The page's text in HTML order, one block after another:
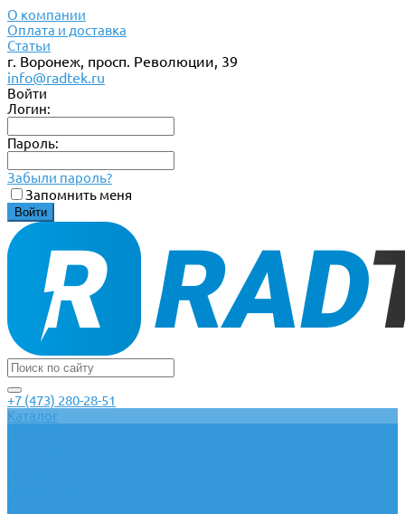
О компании
Оплата и доставка
Статьи
г. Воронеж, просп. Революции, 39
info@radtek.ru
Войти
Логин:
Пароль:
Забыли пароль?
Запомнить меня
+7 (473) 280-28-51
Каталог